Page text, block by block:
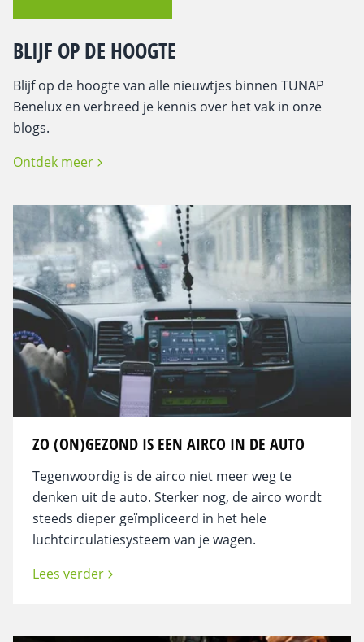
BLIJF OP DE HOOGTE
Blijf op de hoogte van alle nieuwtjes binnen TUNAP
Benelux en verbreed je kennis over het vak in onze
blogs.
Ontdek meer
ZO (ON)GEZOND IS EEN AIRCO IN DE AUTO
Tegenwoordig is de airco niet meer weg te
denken uit de auto. Sterker nog, de airco wordt
steeds dieper geïmpliceerd in het hele
luchtcirculatiesysteem van je wagen.
Lees verder